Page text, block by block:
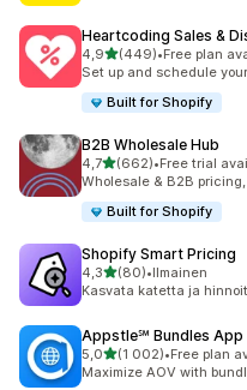
Heartcoding Sales &
4,9/ 5 tähteä
(449)
449 arvostelua yhteensä
•Free plan
Set up and schedule
Built for Shopify
B2B Wholesale Hub
4,7/ 5 tähteä
(662)
662 arvostelua yhteensä
•Free trial
Wholesale & B2B
Built for Shopify
Shopify Smart Pricing
4,3/ 5 tähteä
(80)
80 arvostelua yhteensä
•Ilmainen
Kasvata katetta ja
Appstle℠ Bundles App
5,0/ 5 tähteä
(1 002)
1002 arvostelua yhteensä
•Free plan
Maximize AOV with